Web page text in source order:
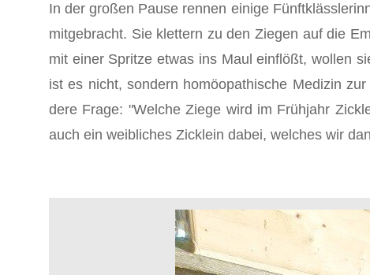
In der großen Pause rennen einige
mitgebracht. Sie klettern zu den Ziegen auf die
mit einer Spritze etwas ins Maul einflößt, wollen
ist es nicht, son­dern homöopathische Medizin
dere Frage: "Welche Ziege wird im Frühjahr
auch ein weibliches Zicklein dabei, welches wir